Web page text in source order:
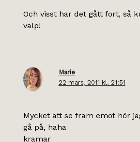
Och visst har det gått fort, så
valp!
Marie
22 mars, 2011 kl. 21:51
Mycket att se fram emot hör
gå på, haha
kramar